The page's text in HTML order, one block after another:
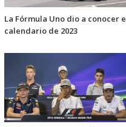
La Fórmula Uno dio a conocer
calendario de 2023